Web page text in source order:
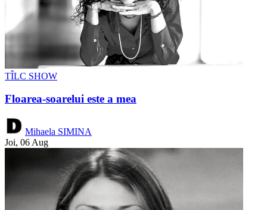
TÎLC SHOW
Floarea-soarelui este a mea
Mihaela SIMINA
Joi, 06 Aug